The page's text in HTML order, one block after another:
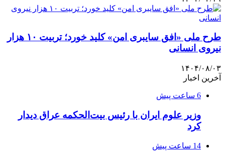
طرح ملی «افق سایبری امن» کلید خورد؛ تربیت ۱۰ هزار
نیروی انسانی
۱۴۰۴/۰۸/۰۳
آخرین اخبار
6 ساعت پیش
وزیر علوم ایران با رئیس بیت‌الحکمه عراق دیدار
کرد
14 ساعت پیش